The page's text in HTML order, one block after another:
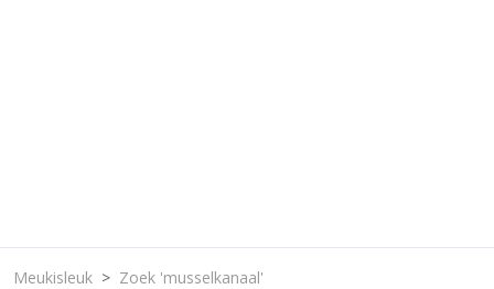
Meukisleuk Zoek 'musselkanaal'